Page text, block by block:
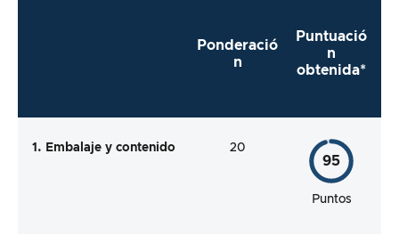
Ponderació
n
Puntuació
n
obtenida*
1. Embalaje y contenido 20
95
Puntos